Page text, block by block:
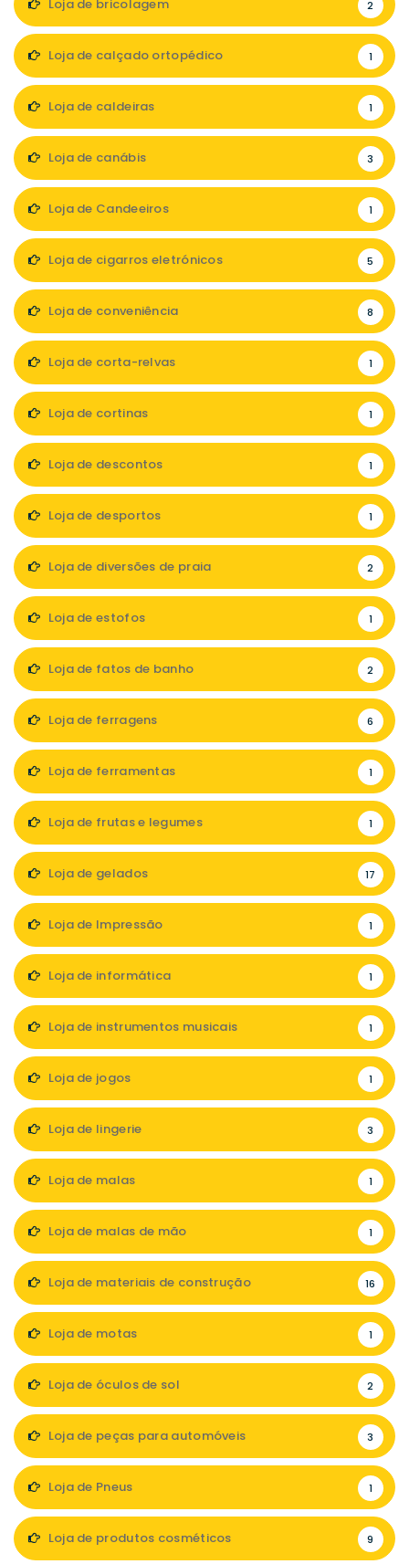
Loja de bricolagem 2
Loja de calçado ortopédico 1
Loja de caldeiras 1
Loja de canábis 3
Loja de Candeeiros 1
Loja de cigarros eletrónicos 5
Loja de conveniência 8
Loja de corta-relvas 1
Loja de cortinas 1
Loja de descontos 1
Loja de desportos 1
Loja de diversões de praia 2
Loja de estofos 1
Loja de fatos de banho 2
Loja de ferragens 6
Loja de ferramentas 1
Loja de frutas e legumes 1
Loja de gelados 17
Loja de Impressão 1
Loja de informática 1
Loja de instrumentos musicais 1
Loja de jogos 1
Loja de lingerie 3
Loja de malas 1
Loja de malas de mão 1
Loja de materiais de construção 16
Loja de motas 1
Loja de óculos de sol 2
Loja de peças para automóveis 3
Loja de Pneus 1
Loja de produtos cosméticos 9